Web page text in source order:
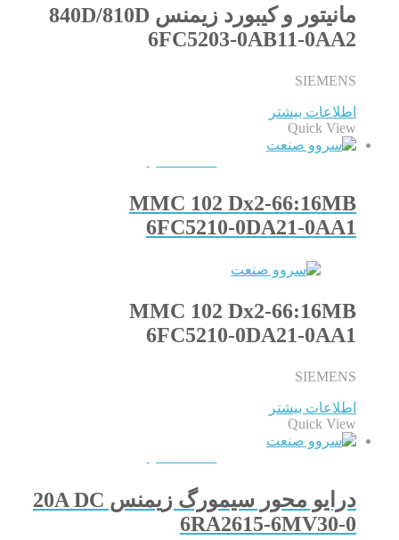
مانیتور و کیبورد زیمنس 840D/810D
6FC5203-0AB11-0AA2
SIEMENS
اطلاعات بیشتر
Quick View
MMC 102 Dx2-66:16MB
6FC5210-0DA21-0AA1
MMC 102 Dx2-66:16MB
6FC5210-0DA21-0AA1
SIEMENS
اطلاعات بیشتر
Quick View
درایو محور سیمورگ زیمنس 20A DC
6RA2615-6MV30-0